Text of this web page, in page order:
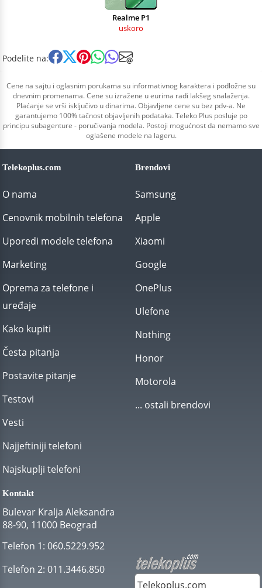
Realme P1
uskoro
Podelite na:
Cene na sajtu i oglasnim porukama su informativnog karaktera i podložne su
dnevnim promenama. Cene su izražene u eurima radi lakšeg snalaženja.
Plaćanje se vrši isključivo u dinarima. Objavljene cene su bez pdv-a. Ne
garantujemo 100% tačnost objavljenih podataka. Teleko Plus posluje po
principu subagenture - poručivanja modela. Postoji mogućnost da nemamo sve
oglašene modele na lageru.
Telekoplus.com
O nama
Cenovnik mobilnih telefona
Uporedi modele telefona
Marketing
Oprema za telefone i
uređaje
Kako kupiti
Česta pitanja
Postavite pitanje
Testovi
Vesti
Najjeftiniji telefoni
Najskuplji telefoni
Brendovi
Samsung
Apple
Xiaomi
Google
OnePlus
Ulefone
Nothing
Honor
Motorola
... ostali brendovi
Kontakt
Bulevar Kralja Aleksandra
88-90, 11000 Beograd
Telefon 1: 060.5229.952
Telefon 2: 011.3446.850
Telekoplus.com